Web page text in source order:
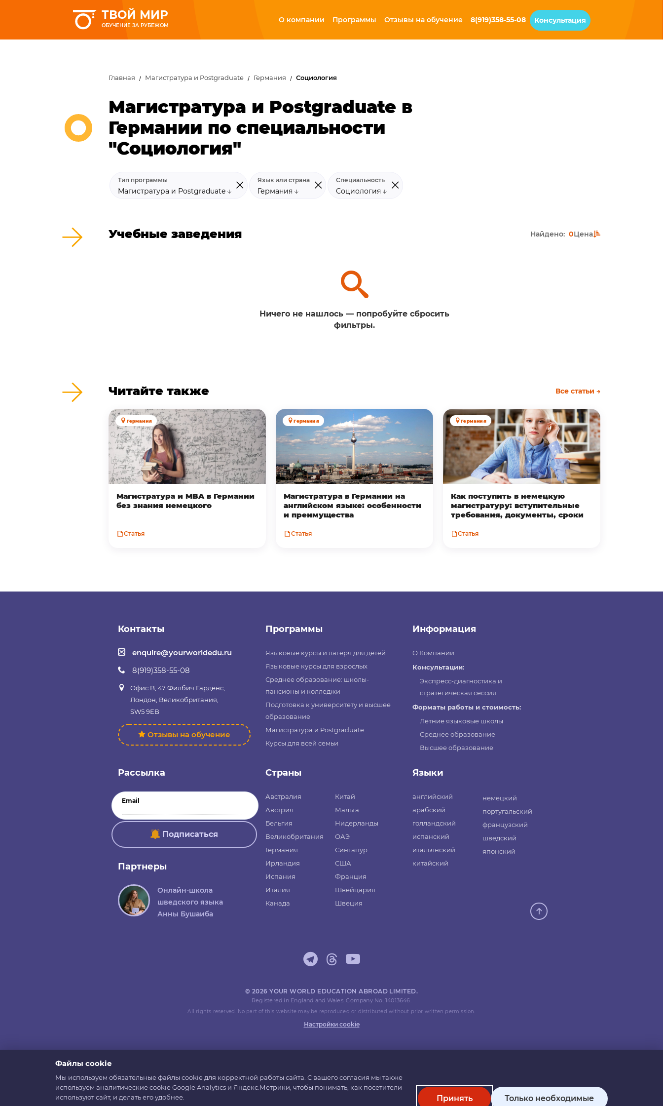
ТВОЙ МИР
ОБУЧЕНИЕ ЗА РУБЕЖОМ
О компании Программы Отзывы на обучение 8(919)358-55-08 Консультация
Главная Магистратура и Postgraduate Германия Социология
Магистратура и Postgraduate в
Германии по специальности
"Социология"
Тип программы
Магистратура и Postgraduate
Язык или страна
Германия
Специальность
Социология
Учебные заведения Найдено: 0Цена
Ничего не нашлось — попробуйте сбросить
фильтры.
Читайте также Все статьи →
Германия
Магистратура и MBA в Германии
без знания немецкого
Статья
Германия
Магистратура в Германии на
английском языке: особенности
и преимущества
Статья
Германия
Как поступить в немецкую
магистратуру: вступительные
требования, документы, сроки
Статья
Контакты
enquire@yourworldedu.ru
8(919)358-55-08
Офис B, 47 Филбич Гарденс,
Лондон, Великобритания,
SW5 9EB
Отзывы на обучение
Программы
Языковые курсы и лагеря для детей
Языковые курсы для взрослых
Среднее образование: школы-
пансионы и колледжи
Подготовка к университету и высшее
образование
Магистратура и Postgraduate
Курсы для всей семьи
Информация
О Компании
Консультации:
Экспресс-диагностика и
стратегическая сессия
Форматы работы и стоимость:
Летние языковые школы
Среднее образование
Высшее образование
Рассылка
Email
Подписаться
Партнеры
Онлайн-школа
шведского языка
Анны Бушаиба
Страны
Австралия
Австрия
Бельгия
Великобритания
Германия
Ирландия
Испания
Италия
Канада
Китай
Мальта
Нидерланды
ОАЭ
Сингапур
США
Франция
Швейцария
Швеция
Языки
английский
арабский
голландский
испанский
итальянский
китайский
немецкий
португальский
французский
шведский
японский
© 2026 YOUR WORLD EDUCATION ABROAD LIMITED.
Registered in England and Wales. Company No. 14013646.
All rights reserved. No part of this website may be reproduced or distributed without prior written permission.
Настройки cookie
Файлы cookie
Мы используем обязательные файлы cookie для корректной работы сайта. С вашего согласия мы также
используем аналитические cookie Google Analytics и Яндекс.Метрики, чтобы понимать, как посетители
используют сайт, и делать его удобнее.
Принять Только необходимые